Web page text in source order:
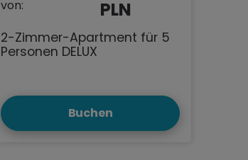
von:
PLN
2-Zimmer-Apartment für 5
Personen DELUX
Buchen